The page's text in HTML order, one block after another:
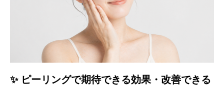
✨ ピーリングで期待できる効果・改善できる